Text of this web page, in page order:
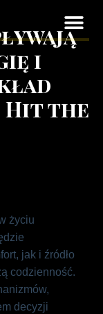
i
Hit the
życiu
jak i źródło
codzienność.
decyzji